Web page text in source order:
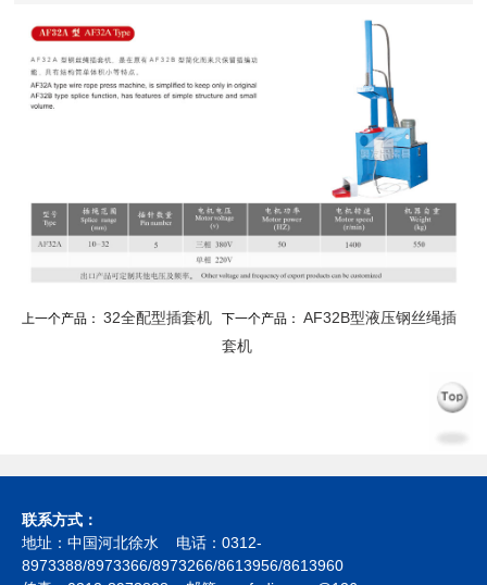
上一个产品： 32全配型插套机 下一个产品： AF32B型液压钢丝绳插
套机
联系方式：
地址：中国河北徐水 电话：0312-
8973388/8973366/8973266/8613956/8613960